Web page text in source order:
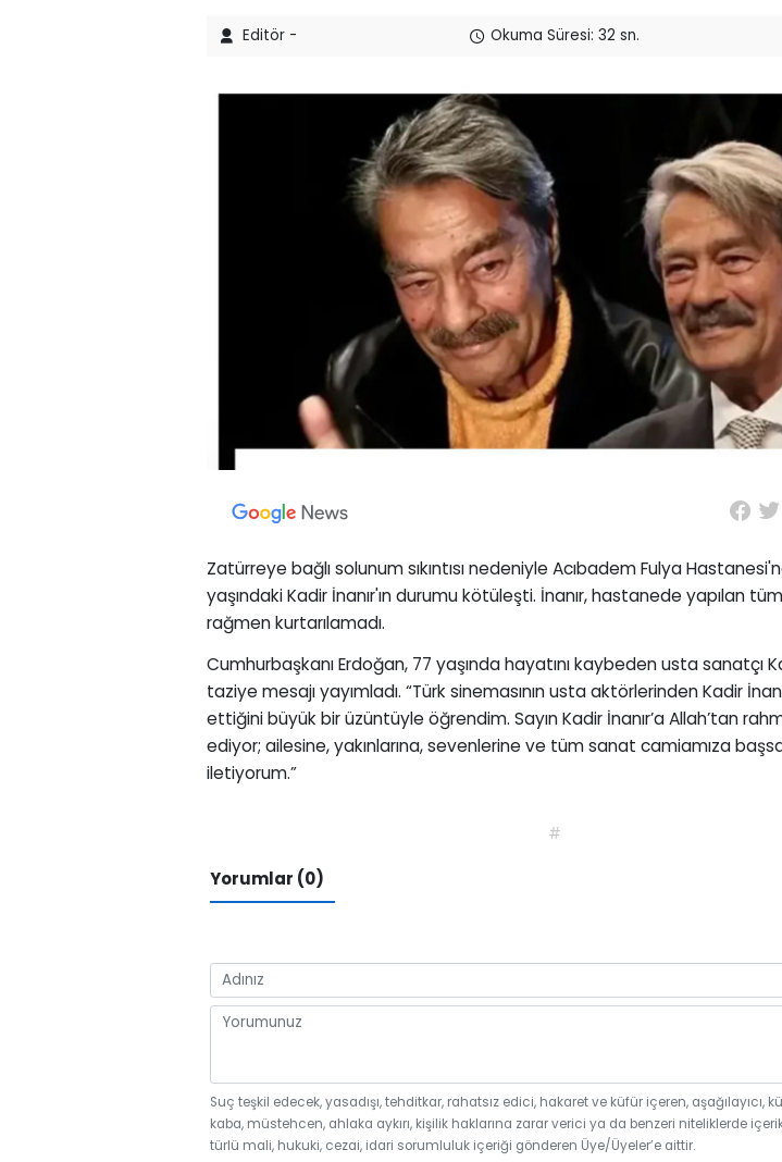
Editör - Okuma Süresi: 32 sn.
Zatürreye bağlı solunum sıkıntısı nedeniyle Acıbadem Fulya
yaşındaki Kadir İnanır'ın durumu kötüleşti. İnanır, hastanede yapılan
rağmen kurtarılamadı.
Cumhurbaşkanı Erdoğan, 77 yaşında hayatını kaybeden usta sanatçı
taziye mesajı yayımladı. “Türk sinemasının usta aktörlerinden Kadir
ettiğini büyük bir üzüntüyle öğrendim. Sayın Kadir İnanır’a Allah’tan
ediyor; ailesine, yakınlarına, sevenlerine ve tüm sanat camiamıza
iletiyorum.”
#
Yorumlar (0)
Suç teşkil edecek, yasadışı, tehditkar, rahatsız edici, hakaret ve küfür içeren, aşağılayıcı,
kaba, müstehcen, ahlaka aykırı, kişilik haklarına zarar verici ya da benzeri niteliklerde
türlü mali, hukuki, cezai, idari sorumluluk içeriği gönderen Üye/Üyeler’e aittir.